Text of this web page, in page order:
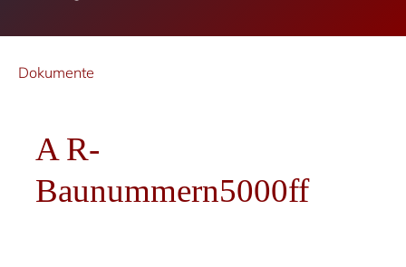
Dokumente
A R-
Baunummern5000ff